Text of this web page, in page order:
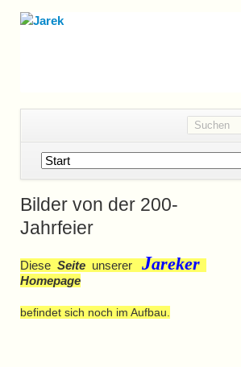
Navigation
überspringen
Bilder von der 200-
Jahrfeier
DieseSeite unserer Jareker
Homepage
befindet sich noch im Aufbau.